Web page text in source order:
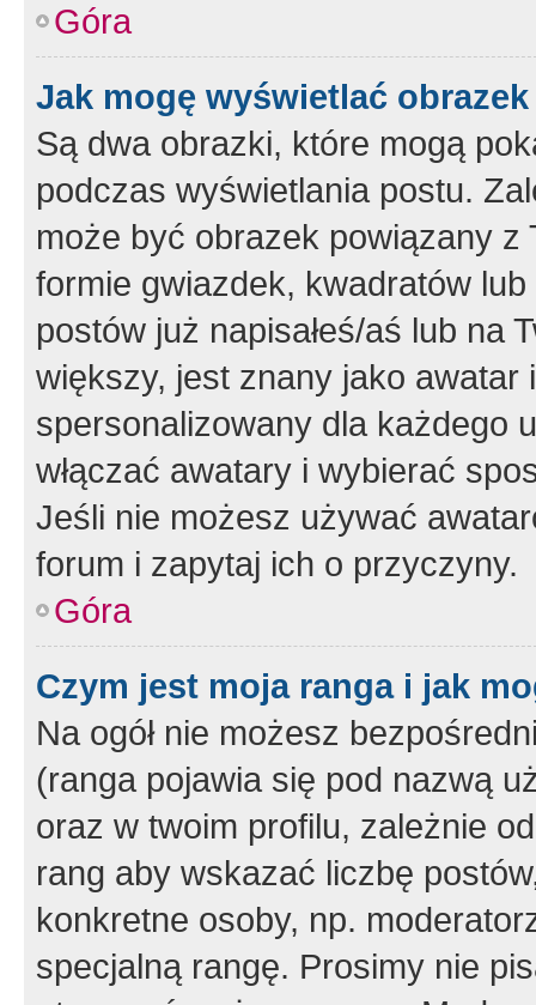
Góra
Jak mogę wyświetlać
Są dwa obrazki, które mogą
podczas wyświetlania postu.
może być obrazek powiązany z
formie gwiazdek, kwadratów
postów już napisałeś/aś lub na
większy, jest znany jako
spersonalizowany dla każdego
włączać awatary i wybierać
Jeśli nie możesz używać
forum i zapytaj ich o przyczyny.
Góra
Czym jest moja ranga i jak
Na ogół nie możesz
(ranga pojawia się pod nazwą
oraz w twoim profilu, zależnie
rang aby wskazać liczbę
konkretne osoby, np.
specjalną rangę. Prosimy nie